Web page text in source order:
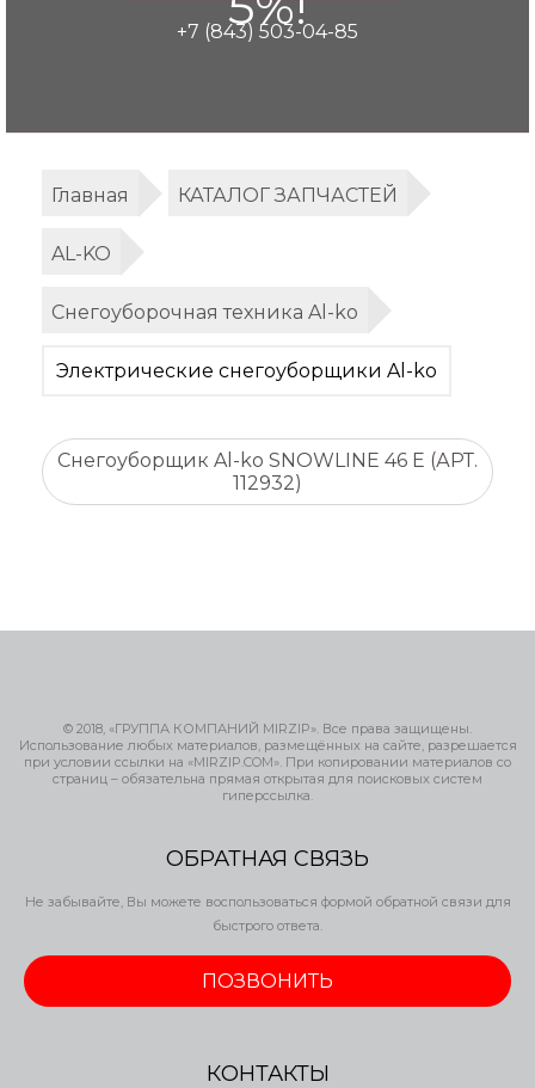
+7 (843) 503-04-85
Главная КАТАЛОГ ЗАПЧАСТЕЙ
AL-KO
Снегоуборочная техника Al-ko
Электрические снегоуборщики Al-ko
Снегоуборщик Al-ko SNOWLINE 46 E (АРТ.
112932)
© 2018, «ГРУППА КОМПАНИЙ MIRZIP». Все права защищены.
Использование любых материалов, размещённых на сайте, разрешается
при условии ссылки на «MIRZIP.COM». При копировании материалов со
страниц – обязательна прямая открытая для поисковых систем
гиперссылка.
ОБРАТНАЯ СВЯЗЬ
Не забывайте, Вы можете воспользоваться формой обратной связи для
быстрого ответа.
ПОЗВОНИТЬ
КОНТАКТЫ